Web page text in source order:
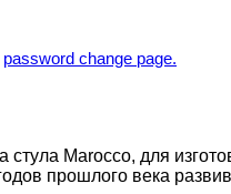
password change page.
Marocco, для
прошлого века